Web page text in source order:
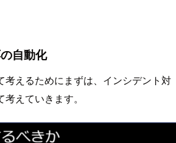
自動化
考えるためにまずは、インシデント対
えていきます。